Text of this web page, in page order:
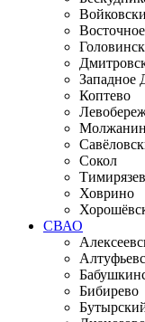
Западное
Коптево
Сокол
Ховрино
СВАО
Бибирево